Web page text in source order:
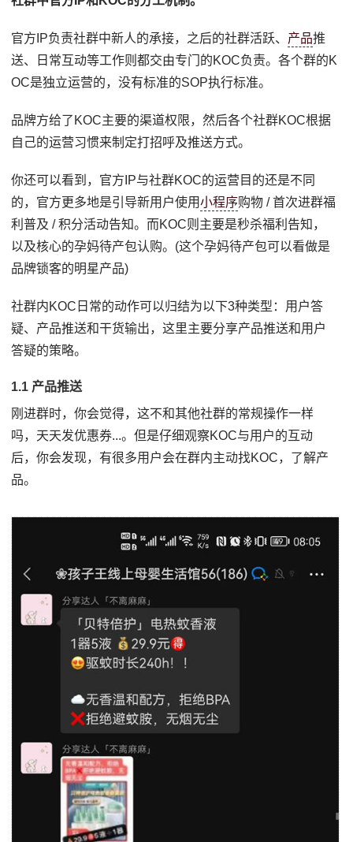
官方IP负责社群中新人的承接，之后的社群活跃、 产品推
送、日常互动等工作则都交由专门的KOC负责。各个群的K
OC是独立运营的，没有标准的SOP执行标准。
品牌方给了KOC主要的渠道权限，然后各个社群KOC根据
自己的运营习惯来制定打招呼及推送方式。
你还可以看到，官方IP与社群KOC的运营目的还是不同
的，官方更多地是引导新用户使用小程序购物 / 首次进群福
利普及 / 积分活动告知。而KOC则主要是秒杀福利告知，
以及核心的孕妈待产包认购。(这个孕妈待产包可以看做是
品牌锁客的明星产品)
社群内KOC日常的动作可以归结为以下3种类型：用户答
疑、产品推送和干货输出，这里主要分享产品推送和用户
答疑的策略。
1.1 产品推送
刚进群时，你会觉得，这不和其他社群的常规操作一样
吗，天天发优惠券...。但是仔细观察KOC与用户的互动
后，你会发现，有很多用户会在群内主动找KOC，了解产
品。